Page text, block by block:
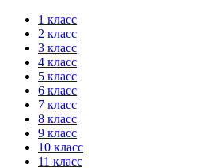
Перейти
содержимому
1 класс
2 класс
3 класс
4 класс
5 класс
6 класс
7 класс
8 класс
9 класс
10 класс
11 класс